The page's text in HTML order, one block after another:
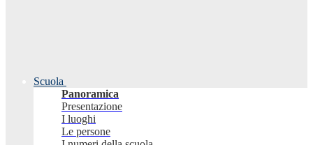
Scuola
Panoramica
Presentazione
I luoghi
Le persone